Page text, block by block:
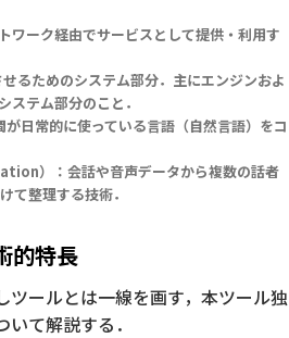
ワーク経由でサービスとして提供・利用す
るためのシステム部分．主にエンジンおよ
ステム部分のこと．
日常的に使っている言語（自然言語）をコ
）：会話や音声データから複数の話者
て整理する技術．
的特長
ツールとは一線を画す，本ツール独
て解説する．